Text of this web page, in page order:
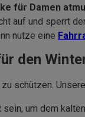
für Damen
auf und sperrt
nutze eine
den
schützen.
sein, um dem